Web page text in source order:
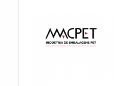
foca sua estratégia